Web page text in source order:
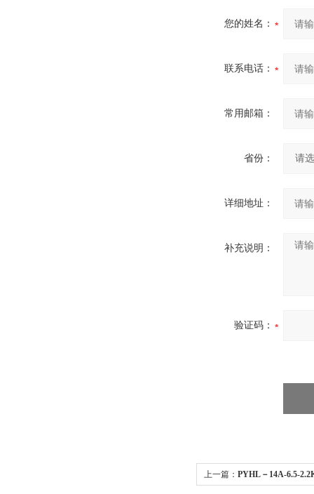
您的姓名：
联系电话：
常用邮箱：
省份：
详细地址：
补充说明：
验证码：
上一篇： PYHL－14A-6.5-